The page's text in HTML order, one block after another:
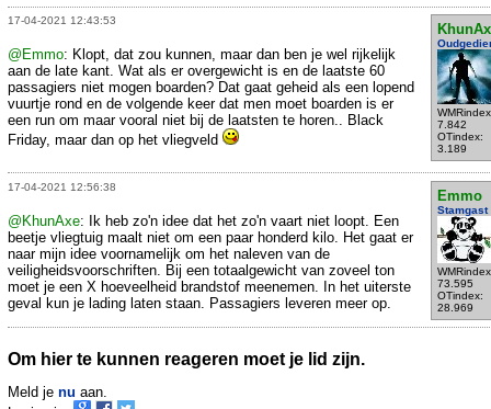
17-04-2021 12:43:53
7.842
OTindex:
3.189
@Emmo: Klopt, dat zou kunnen, maar dan ben je wel rijkelijk
aan de late kant. Wat als er overgewicht is en de laatste 60
passagiers niet mogen boarden? Dat gaat geheid als een lopend
vuurtje rond en de volgende keer dat men moet boarden is er
een run om maar vooral niet bij de laatsten te horen.. Black
Friday, maar dan op het vliegveld
17-04-2021 12:56:38
Emmo
Stamgast
73.595
OTindex:
28.969
@KhunAxe: Ik heb zo'n idee dat het zo'n vaart niet loopt. Een
beetje vliegtuig maalt niet om een paar honderd kilo. Het gaat er
naar mijn idee voornamelijk om het naleven van de
veiligheidsvoorschriften. Bij een totaalgewicht van zoveel ton
moet je een X hoeveelheid brandstof meenemen. In het uiterste
geval kun je lading laten staan. Passagiers leveren meer op.
Om hier te kunnen reageren moet je lid zijn.
Meld je nu aan.